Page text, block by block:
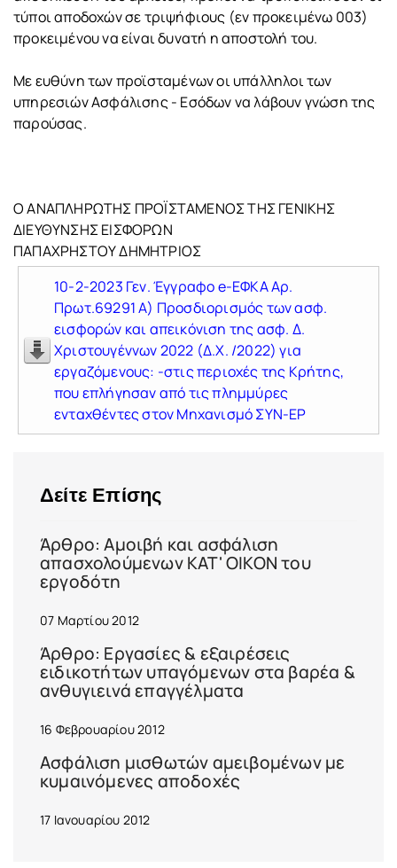
τύποι αποδοχών σε τριψήφιους (εν προκειμένω 003)
προκειμένου να είναι δυνατή η αποστολή του.
Με ευθύνη των προϊσταμένων οι υπάλληλοι των
υπηρεσιών Ασφάλισης - Εσόδων να λάβουν γνώση της
παρούσας.
Ο ΑΝΑΠΛΗΡΩΤΗΣ ΠΡΟΪΣΤΑΜΕΝΟΣ ΤΗΣ ΓΕΝΙΚΗΣ
ΔΙΕΥΘΥΝΣΗΣ EΙΣΦΟΡΩΝ
ΠΑΠΑΧΡΗΣΤΟΥ ΔΗΜΗΤΡΙΟΣ
10-2-2023 Γεν. Έγγραφο e-ΕΦΚΑ Αρ.
Πρωτ.69291 Α) Προσδιορισμός των ασφ.
εισφορών και απεικόνιση της ασφ. Δ.
Χριστουγέννων 2022 (Δ.Χ. /2022) για
εργαζόμενους: -στις περιοχές της Κρήτης,
που επλήγησαν από τις πλημμύρες
ενταχθέντες στον Μηχανισμό ΣΥΝ-ΕΡ
Δείτε Επίσης
Άρθρο: Αμοιβή και ασφάλιση
απασχολούμενων ΚΑΤ' ΟΙΚΟΝ του
εργοδότη
07 Μαρτίου 2012
Άρθρο: Εργασίες & εξαιρέσεις
ειδικοτήτων υπαγόμενων στα βαρέα &
ανθυγιεινά επαγγέλματα
16 Φεβρουαρίου 2012
Ασφάλιση μισθωτών αμειβομένων με
κυμαινόμενες αποδοχές
17 Ιανουαρίου 2012